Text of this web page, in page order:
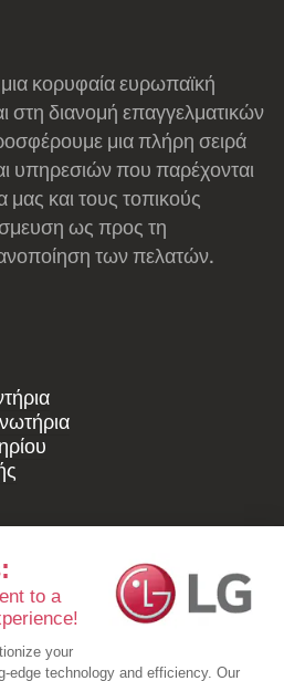
κορυφαία ευρωπαϊκή
στη διανομή επαγγελματικών
μια πλήρη σειρά
υπηρεσιών που παρέχονται
και τους τοπικούς
ως προς τη
των πελατών.
ρούχων
με αδειοδότηση της LG